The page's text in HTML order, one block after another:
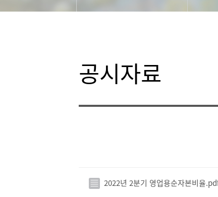
공시자료
2022년 2분기 영업용순자본비율